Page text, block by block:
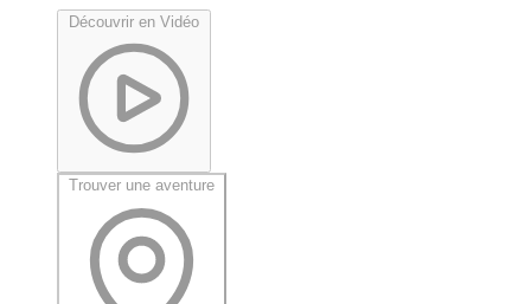
Découvrir en Vidéo
Trouver une aventure